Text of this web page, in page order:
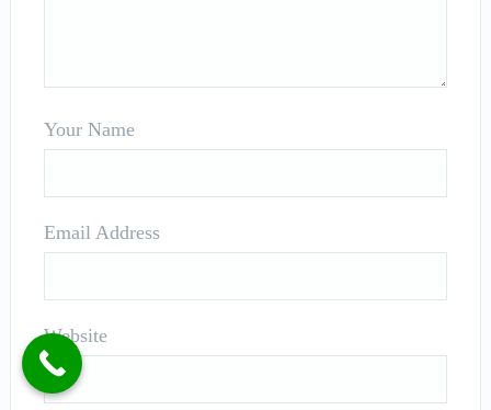
Your Name
Email Address
Website